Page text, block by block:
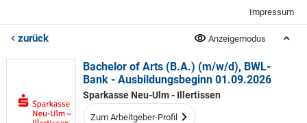
Impressum
zurück Anzeigemodus
Bachelor of Arts (B.A.) (m/w/d), BWL-
Bank - Ausbildungsbeginn 01.09.2026
Sparkasse Neu-Ulm - Illertissen
Zum Arbeitgeber-Profil